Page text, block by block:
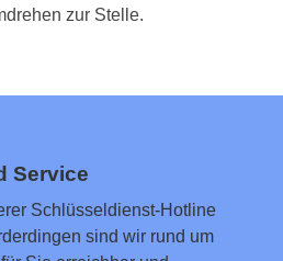
zur Stelle.
Service
Schlüsseldienst-Hotline
sind wir rund um